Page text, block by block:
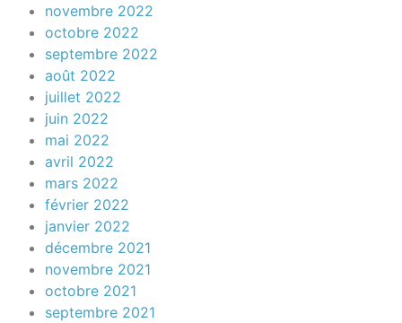
novembre 2022
octobre 2022
septembre 2022
août 2022
juillet 2022
juin 2022
mai 2022
avril 2022
mars 2022
février 2022
janvier 2022
décembre 2021
novembre 2021
octobre 2021
septembre 2021